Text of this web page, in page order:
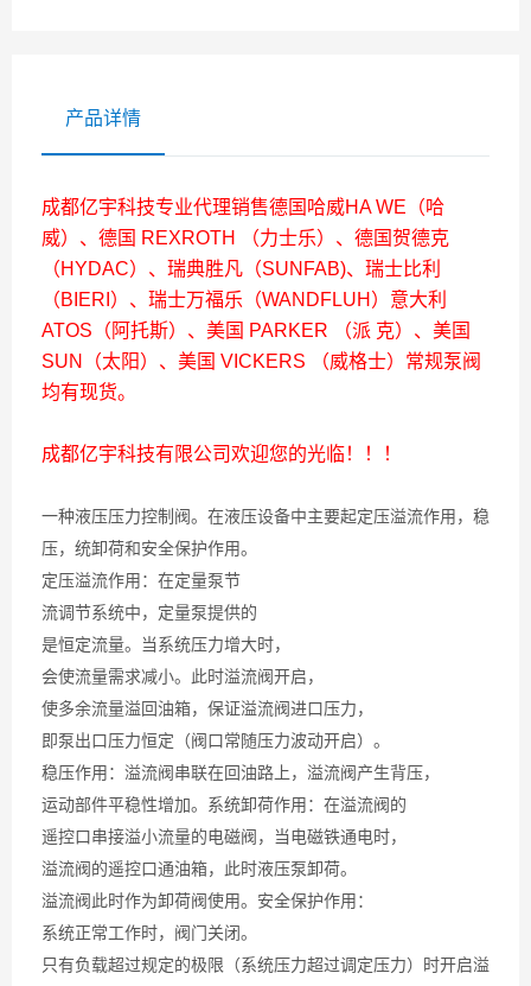
产品详情
成都亿宇科技专业代理销售德国哈威HA WE（哈
威）、德国 REXROTH （力士乐）、德国贺德克
（HYDAC）、瑞典胜凡（SUNFAB)、瑞士比利
（BIERI）、瑞士万福乐（WANDFLUH）意大利
ATOS（阿托斯）、美国 PARKER （派 克）、美国
SUN（太阳）、美国 VICKERS （威格士）常规泵阀
均有现货。
成都亿宇科技有限公司欢迎您的光临！！！
一种液压压力控制阀。在液压设备中主要起定压溢流作用，稳
压，统卸荷和安全保护作用。
定压溢流作用：在定量泵节
流调节系统中，定量泵提供的
是恒定流量。当系统压力增大时，
会使流量需求减小。此时溢流阀开启，
使多余流量溢回油箱，保证溢流阀进口压力，
即泵出口压力恒定（阀口常随压力波动开启）。
稳压作用：溢流阀串联在回油路上，溢流阀产生背压，
运动部件平稳性增加。系统卸荷作用：在溢流阀的
遥控口串接溢小流量的电磁阀，当电磁铁通电时，
溢流阀的遥控口通油箱，此时液压泵卸荷。
溢流阀此时作为卸荷阀使用。安全保护作用：
系统正常工作时，阀门关闭。
只有负载超过规定的极限（系统压力超过调定压力）时开启溢